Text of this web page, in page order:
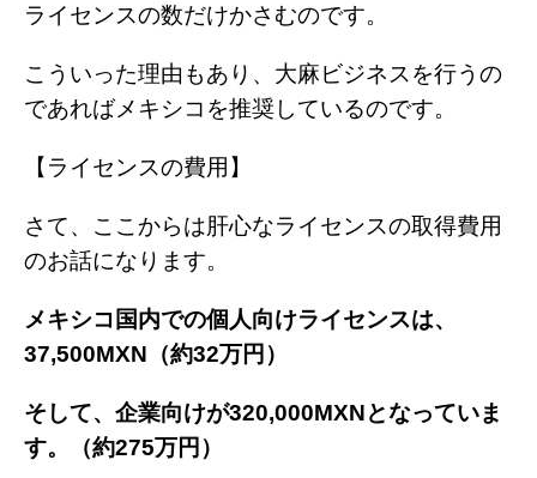
ライセンスの数だけかさむのです。
こういった理由もあり、大麻ビジネスを行うの
であればメキシコを推奨しているのです。
【ライセンスの費用】
さて、ここからは肝心なライセンスの取得費用
のお話になります。
メキシコ国内での個人向けライセンスは、
37,500MXN（約32万円）
そして、企業向けが320,000MXNとなっていま
す。（約275万円）